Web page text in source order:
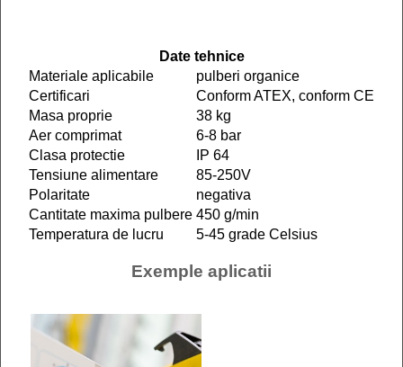
Date tehnice
Materiale aplicabile
pulberi organice
Certificari
Conform ATEX, conform CE
Masa proprie
38 kg
Aer comprimat
6-8 bar
Clasa protectie
IP 64
Tensiune alimentare
85-250V
Polaritate
negativa
Cantitate maxima pulbere 450 g/min
Temperatura de lucru
5-45 grade Celsius
Exemple aplicatii